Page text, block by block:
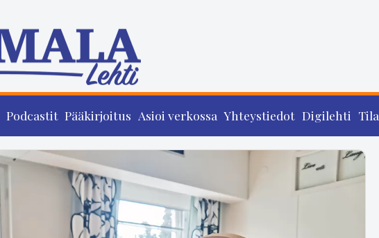
Podcastit Pääkirjoitus Asioi verkossa Yhteystiedot Digilehti Tilaa